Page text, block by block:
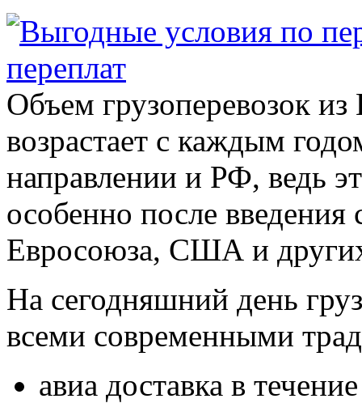
Объем грузоперевозок
возрастает с каждым
направлении и РФ, ведь
особенно после введения
Евросоюза, США и
На сегодняшний день
всеми современными
авиа доставка в